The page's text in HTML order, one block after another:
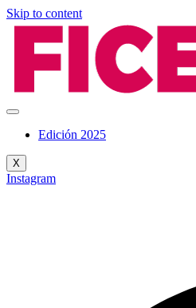
Skip to content
Edición 2025
X
Instagram